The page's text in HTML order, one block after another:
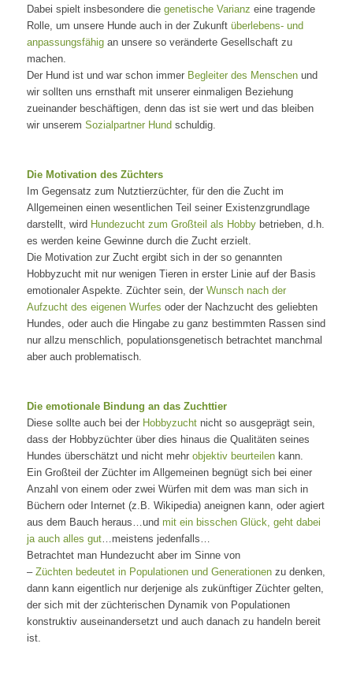
Dabei spielt insbesondere die genetische Varianz eine tragende
Rolle, um unsere Hunde auch in der Zukunft überlebens- und
anpassungsfähigan unsere so veränderte Gesellschaft zu
machen.
Der Hund ist und war schon immer Begleiter des Menschenund
wir sollten uns ernsthaft mit unserer einmaligen Beziehung
zueinander beschäftigen, denn das ist sie wert und das bleiben
wir unserem Sozialpartner Hund schuldig.
Die Motivation des Züchters
Im Gegensatz zum Nutztierzüchter, für den die Zucht im
Allgemeinen einen wesentlichen Teil seiner Existenzgrundlage
darstellt, wird Hundezucht zum Großteil als Hobbybetrieben, d.h.
es werden keine Gewinne durch die Zucht erzielt.
Die Motivation zur Zucht ergibt sich in der so genannten
Hobbyzucht mit nur wenigen Tieren in erster Linie auf der Basis
emotionaler Aspekte. Züchter sein, der Wunsch nach der
Aufzucht des eigenen Wurfes oder der Nachzucht des geliebten
Hundes, oder auch die Hingabe zu ganz bestimmten Rassen sind
nur allzu menschlich, populationsgenetisch betrachtet manchmal
aber auch problematisch.
Die emotionale Bindung an das Zuchttier
Diese sollte auch bei der Hobbyzuchtnicht so ausgeprägt sein,
dass der Hobbyzüchter über dies hinaus die Qualitäten seines
Hundes überschätzt und nicht mehr objektiv beurteilenkann.
Ein Großteil der Züchter im Allgemeinen begnügt sich bei einer
Anzahl von einem oder zwei Würfen mit dem was man sich in
Büchern oder Internet (z.B. Wikipedia) aneignen kann, oder agiert
aus dem Bauch heraus…und mit ein bisschen Glück, geht dabei
ja auch alles gut…meistens jedenfalls…
Betrachtet man Hundezucht aber im Sinne von
– Züchten bedeutet in Populationen und Generationenzu denken,
dann kann eigentlich nur derjenige als zukünftiger Züchter gelten,
der sich mit der züchterischen Dynamik von Populationen
konstruktiv auseinandersetzt und auch danach zu handeln bereit
ist.